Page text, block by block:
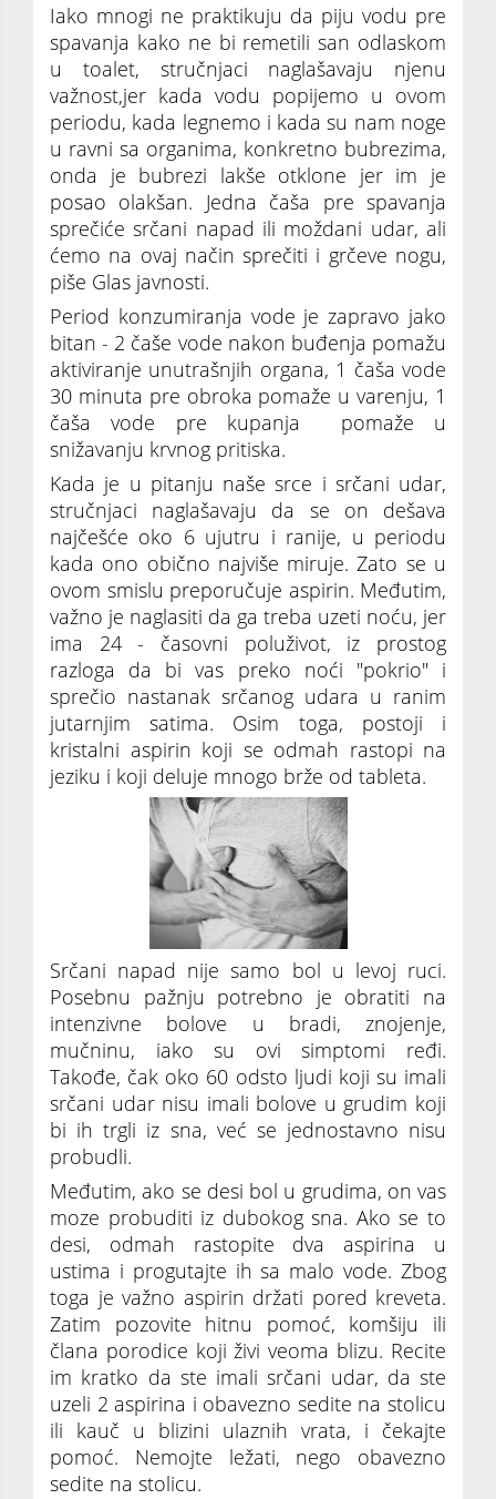
Iako mnogi ne praktikuju da piju vodu pre
spavanja kako ne bi remetili san odlaskom
u toalet, stručnjaci naglašavaju njenu
važnost,jer kada vodu popijemo u ovom
periodu, kada legnemo i kada su nam noge
u ravni sa organima, konkretno bubrezima,
onda je bubrezi lakše otklone jer im je
posao olakšan. Jedna čaša pre spavanja
sprečiće srčani napad ili moždani udar, ali
ćemo na ovaj način sprečiti i grčeve nogu,
piše Glas javnosti.
Period konzumiranja vode je zapravo jako
bitan - 2 čaše vode nakon buđenja pomažu
aktiviranje unutrašnjih organa, 1 čaša vode
30 minuta pre obroka pomaže u varenju, 1
čaša vode pre kupanja pomaže u
snižavanju krvnog pritiska.
Kada je u pitanju naše srce i srčani udar,
stručnjaci naglašavaju da se on dešava
najčešće oko 6 ujutru i ranije, u periodu
kada ono obično najviše miruje. Zato se u
ovom smislu preporučuje aspirin. Međutim,
važno je naglasiti da ga treba uzeti noću, jer
ima 24 - časovni poluživot, iz prostog
razloga da bi vas preko noći "pokrio" i
sprečio nastanak srčanog udara u ranim
jutarnjim satima. Osim toga, postoji i
kristalni aspirin koji se odmah rastopi na
jeziku i koji deluje mnogo brže od tableta.
Srčani napad nije samo bol u levoj ruci.
Posebnu pažnju potrebno je obratiti na
intenzivne bolove u bradi, znojenje,
mučninu, iako su ovi simptomi ređi.
Takođe, čak oko 60 odsto ljudi koji su imali
srčani udar nisu imali bolove u grudim koji
bi ih trgli iz sna, već se jednostavno nisu
probudli.
Međutim, ako se desi bol u grudima, on vas
moze probuditi iz dubokog sna. Ako se to
desi, odmah rastopite dva aspirina u
ustima i progutajte ih sa malo vode. Zbog
toga je važno aspirin držati pored kreveta.
Zatim pozovite hitnu pomoć, komšiju ili
člana porodice koji živi veoma blizu. Recite
im kratko da ste imali srčani udar, da ste
uzeli 2 aspirina i obavezno sedite na stolicu
ili kauč u blizini ulaznih vrata, i čekajte
pomoć. Nemojte ležati, nego obavezno
sedite na stolicu.